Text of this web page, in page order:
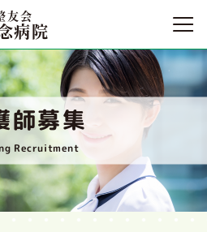
友会
病院
師募集
Recruitment